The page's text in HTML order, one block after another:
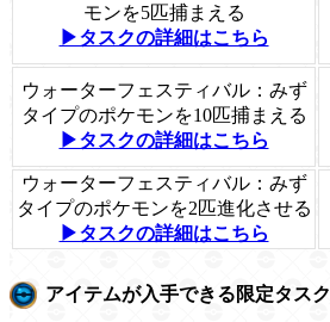
モンを5匹捕まえる
▶タスクの詳細はこちら
ウォーターフェスティバル：みず
タイプのポケモンを10匹捕まえる
▶タスクの詳細はこちら
ウォーターフェスティバル：みず
タイプのポケモンを2匹進化させる
▶タスクの詳細はこちら
アイテムが入手できる限定タスク